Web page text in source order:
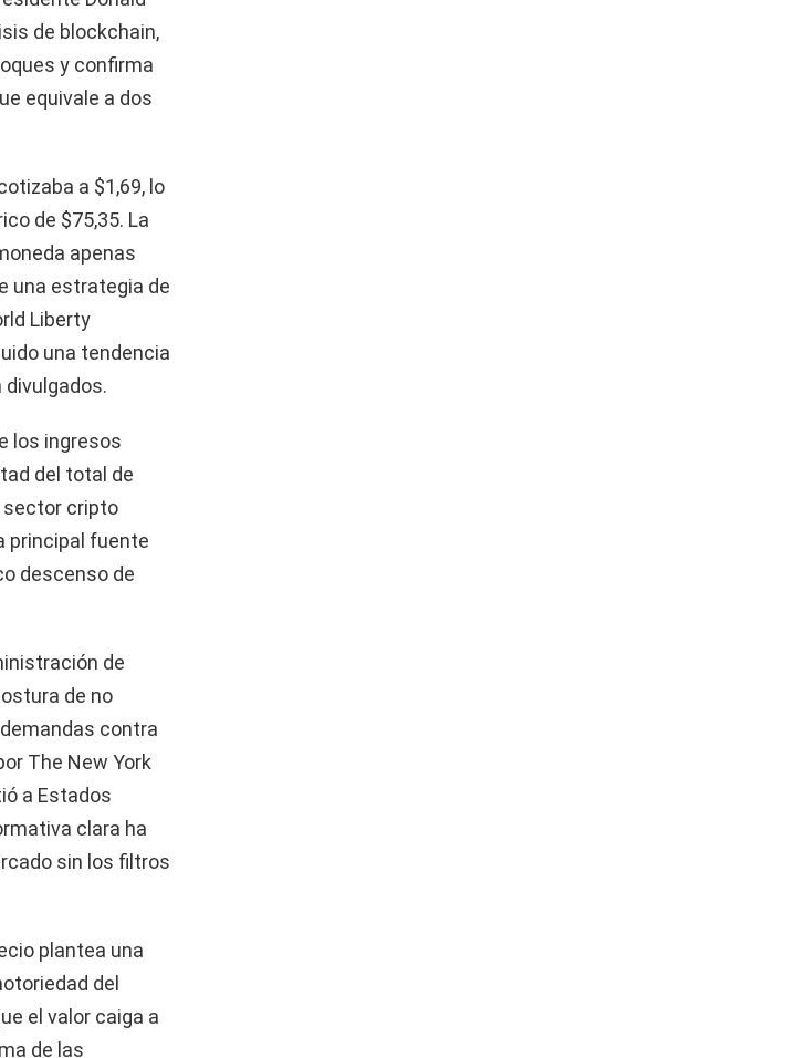
de blockchain,
y confirma
equivale a dos
a $1,69, lo
de $75,35. La
apenas
una estrategia de
Liberty
una tendencia
los ingresos
del total de
sector cripto
principal fuente
descenso de
de
de no
contra
The New York
a Estados
clara ha
sin los filtros
plantea una
del
el valor caiga a
de las